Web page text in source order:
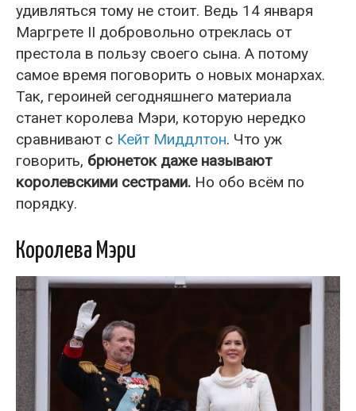
удивляться тому не стоит. Ведь 14 января
Маргрете II добровольно отреклась от
престола в пользу своего сына. А потому
самое время поговорить о новых монархах.
Так, героиней сегодняшнего материала
станет королева Мэри, которую нередко
сравнивают с Кейт Миддлтон. Что уж
говорить, брюнеток даже называют
королевскими сестрами. Но обо всём по
порядку.
Королева Мэри